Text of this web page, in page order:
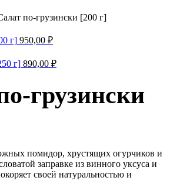
по-грузински [200 г]
г] 950,00 ₽
г] 890,00 ₽
грузински
помидор, хрустящих огурчиков и
заправке из винного уксуса и
своей натуральностью и